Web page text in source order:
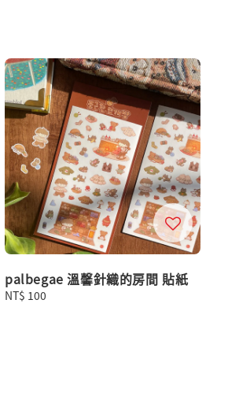
palbegae 溫馨針織的房間 貼紙
Regular
NT$ 100